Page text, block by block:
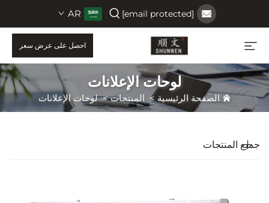
[email protected]
AR
احصل على عرض سعر
لوحات الإعلانات
الصفحة الرئيسية > المنتجات>لوحات الإعلانات
جميع المنتجات